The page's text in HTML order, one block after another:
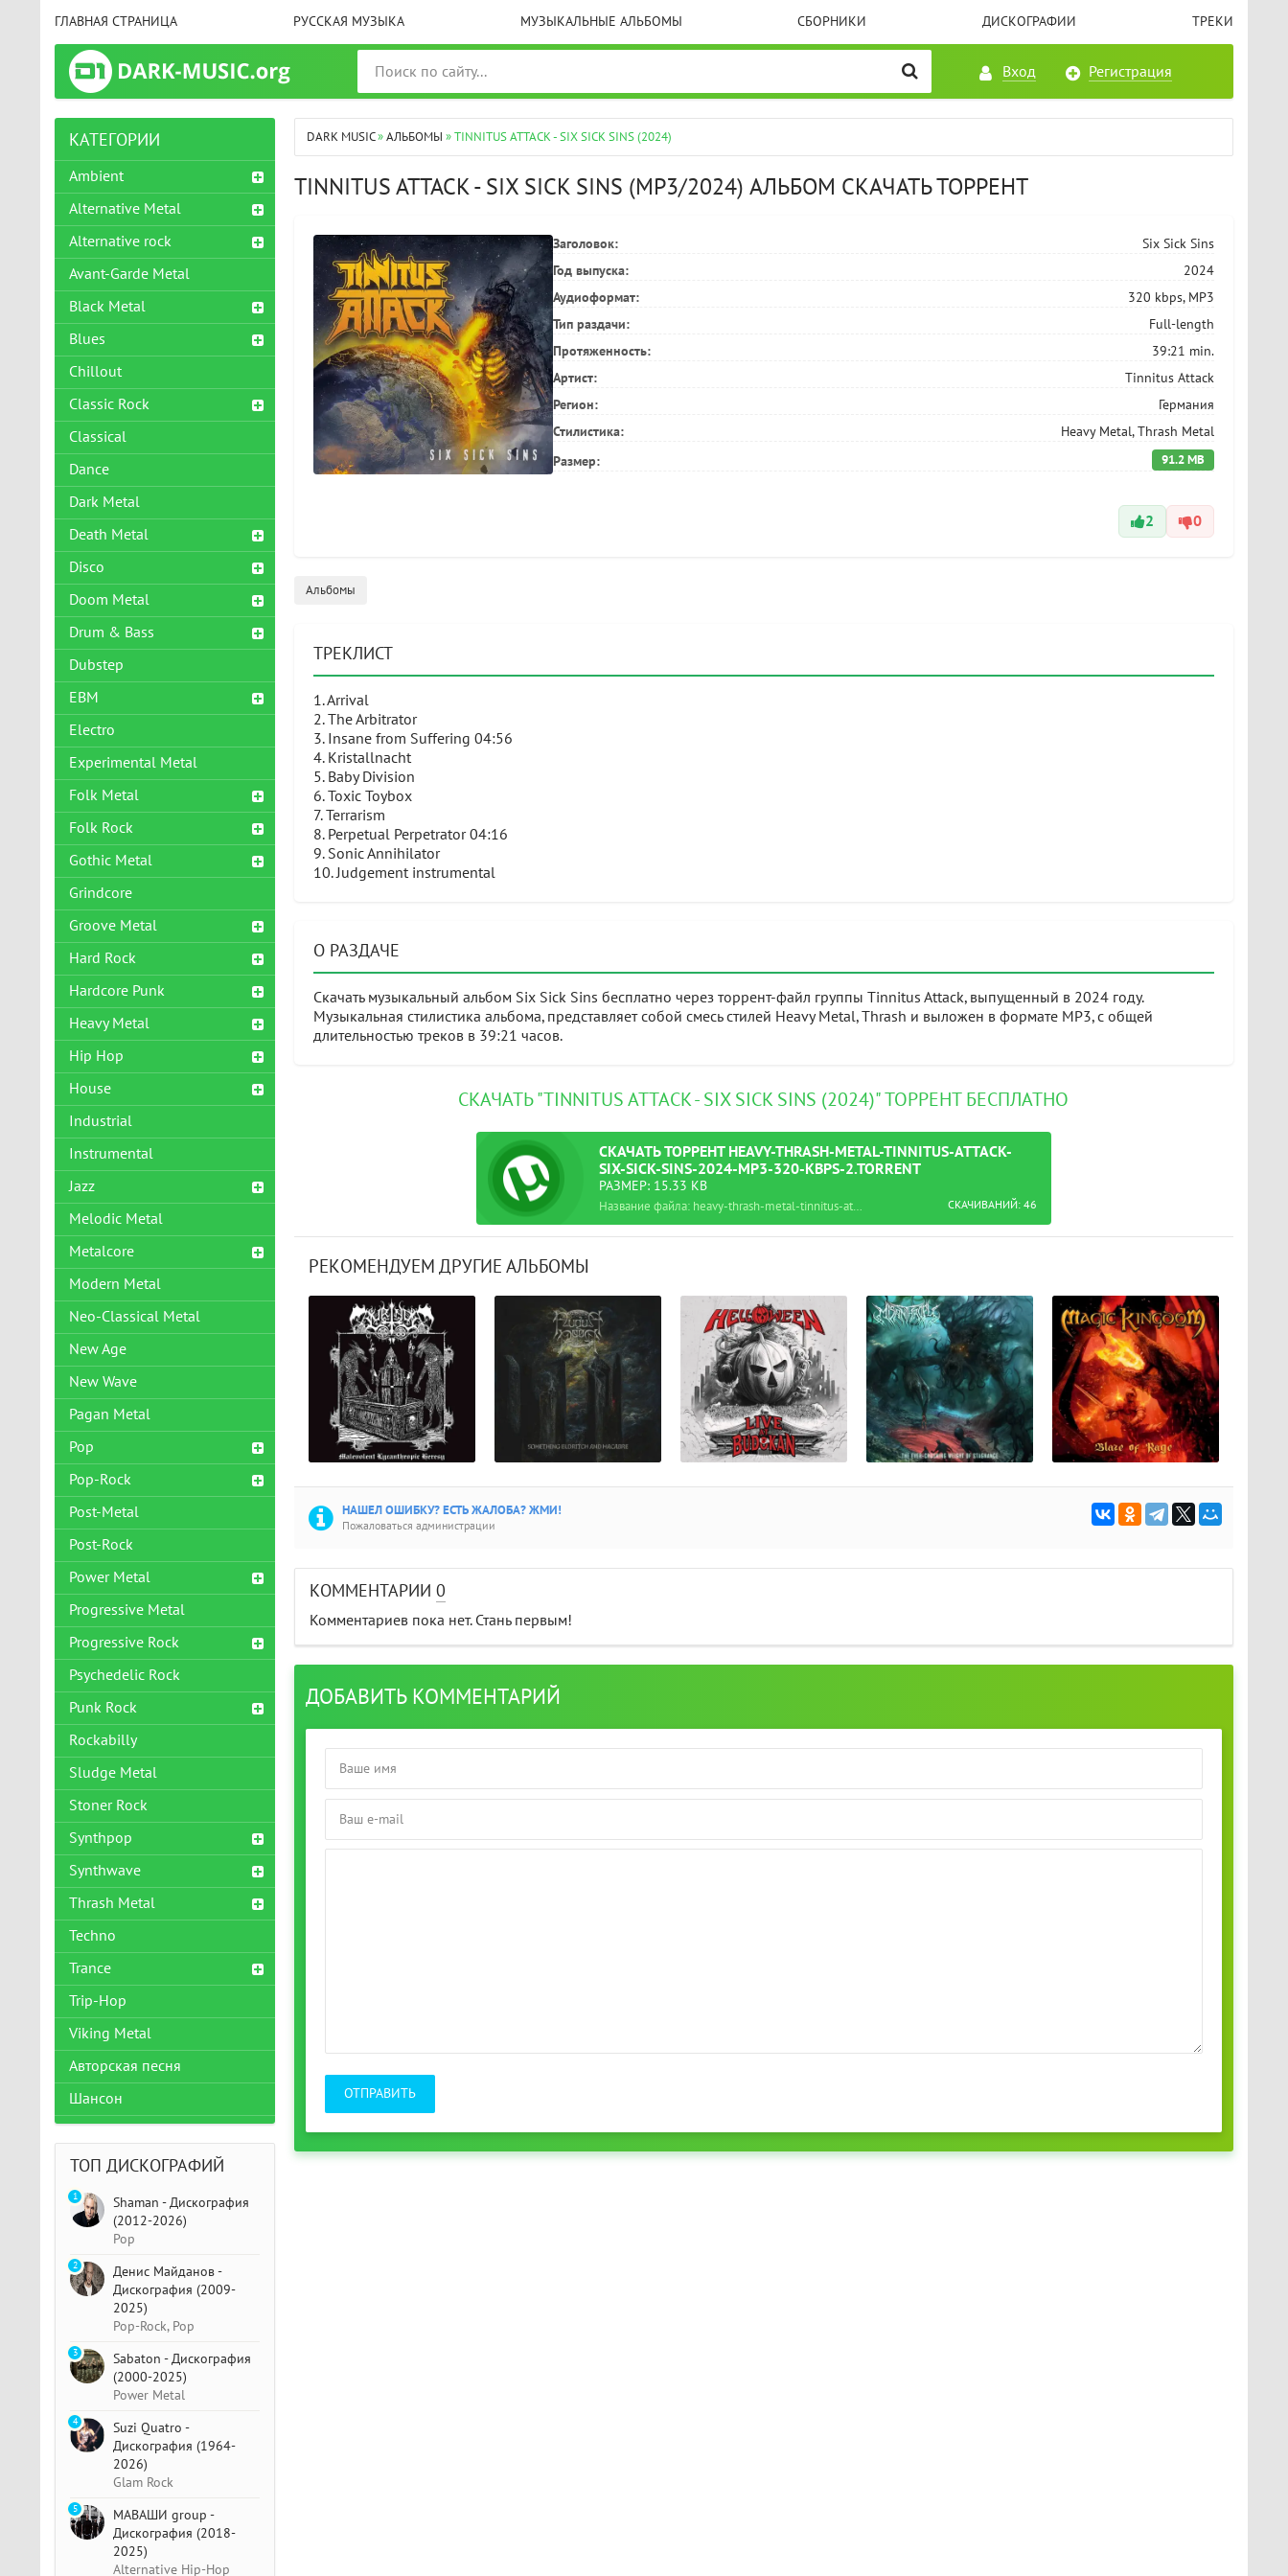
ГЛАВНАЯ СТРАНИЦА РУССКАЯ МУЗЫКА МУЗЫКАЛЬНЫЕ АЛЬБОМЫ СБОРНИКИ ДИСКОГРАФИИ ТРЕКИ
Вход Регистрация
DARK MUSIC»АЛЬБОМЫ » TINNITUS ATTACK - SIX SICK SINS (2024)
TINNITUS ATTACK - SIX SICK SINS (MP3/2024) АЛЬБОМ СКАЧАТЬ ТОРРЕНТ
Заголовок:
Six Sick Sins
Год выпуска:
2024
Аудиоформат:
320 kbps, MP3
Тип раздачи:
Full-length
Протяженность:
39:21 min.
Артист:
Tinnitus Attack
Регион:
Германия
Стилистика:
Heavy Metal, Thrash Metal
Размер:
91.2 MB
2 0
Альбомы
ТРЕКЛИСТ
1. Arrival
2. The Arbitrator
3. Insane from Suffering 04:56
4. Kristallnacht
5. Baby Division
6. Toxic Toybox
7. Terrarism
8. Perpetual Perpetrator 04:16
9. Sonic Annihilator
10. Judgement instrumental
О РАЗДАЧЕ
Скачать музыкальный альбом Six Sick Sins бесплатно через торрент-файл группы Tinnitus Attack, выпущенный в 2024 году.
Музыкальная стилистика альбома, представляет собой смесь стилей Heavy Metal, Thrash и выложен в формате MP3, с общей
длительностью треков в 39:21 часов.
СКАЧАТЬ "TINNITUS ATTACK - SIX SICK SINS (2024)" ТОРРЕНТ БЕСПЛАТНО
СКАЧАТЬТОРРЕНТ HEAVY-THRASH-METAL-TINNITUS-ATTACK-
SIX-SICK-SINS-2024-MP3-320-KBPS-2.TORRENT
РАЗМЕР: 15.33 KB
СКАЧИВАНИЙ: 46
Название файла: heavy-thrash-metal-tinnitus-attack-six-sick-sins-2024-mp3-320-kbps-2.torrent
РЕКОМЕНДУЕМ ДРУГИЕ АЛЬБОМЫ
НАШЕЛ ОШИБКУ? ЕСТЬ ЖАЛОБА? ЖМИ!
Пожаловаться администрации
КОММЕНТАРИИ 0
Комментариев пока нет. Стань первым!
ДОБАВИТЬ КОММЕНТАРИЙ
ОТПРАВИТЬ
КАТЕГОРИИ
Ambient
Alternative Metal
Alternative rock
Avant-Garde Metal
Black Metal
Blues
Chillout
Classic Rock
Classical
Dance
Dark Metal
Death Metal
Disco
Doom Metal
Drum & Bass
Dubstep
EBM
Electro
Experimental Metal
Folk Metal
Folk Rock
Gothic Metal
Grindcore
Groove Metal
Hard Rock
Hardcore Punk
Heavy Metal
Hip Hop
House
Industrial
Instrumental
Jazz
Melodic Metal
Metalcore
Modern Metal
Neo-Classical Metal
New Age
New Wave
Pagan Metal
Pop
Pop-Rock
Post-Metal
Post-Rock
Power Metal
Progressive Metal
Progressive Rock
Psychedelic Rock
Punk Rock
Rockabilly
Sludge Metal
Stoner Rock
Synthpop
Synthwave
Thrash Metal
Techno
Trance
Trip-Hop
Viking Metal
Авторская песня
Шансон
ТОП ДИСКОГРАФИЙ
Shaman - Дискография
(2012-2026)
Pop
1
Денис Майданов -
Дискография (2009-
2025)
Pop-Rock, Pop
2
Sabaton - Дискография
(2000-2025)
Power Metal
3
Suzi Quatro -
Дискография (1964-
2026)
Glam Rock
4
МАВАШИ group -
Дискография (2018-
2025)
Alternative Hip-Hop
5